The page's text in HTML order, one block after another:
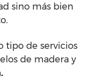
sino más bien
tipo de servicios
de madera y